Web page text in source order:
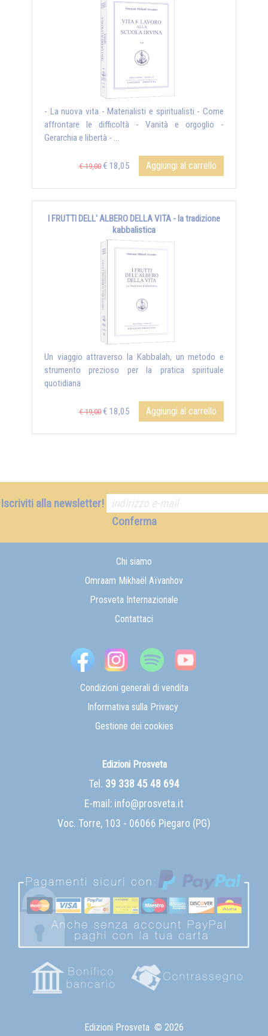
- La nuova vita - Materialisti e spiritualisti - Come
affrontare le difficoltà - Vanità e orgoglio -
Gerarchia e libertà - ...
€ 19,00 € 18,05 Aggiungi al carrello
I FRUTTI DELL' ALBERO DELLA VITA - la tradizione
kabbalistica
Un viaggio attraverso la Kabbalah, un metodo e
strumento prezioso per la pratica spirituale
quotidiana
€ 19,00 € 18,05 Aggiungi al carrello
Iscriviti alla newsletter!
Conferma
Chi siamo
Omraam Mikhaël Aïvanhov
Prosveta Internazionale
Contattaci
Condizioni generali di vendita
Informativa sulla Privacy
Gestione dei cookies
Edizioni Prosveta
Tel. 39 338 45 48 694
E-mail: info@prosveta.it
Voc. Torre, 103 - 06066 Piegaro (PG)
Edizioni Prosveta © 2026